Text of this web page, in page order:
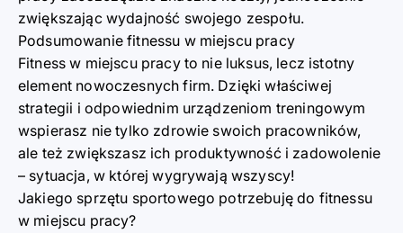
zwiększając wydajność swojego zespołu.
Podsumowanie fitnessu w miejscu pracy
Fitness w miejscu pracy to nie luksus, lecz istotny
element nowoczesnych firm. Dzięki właściwej
strategii i odpowiednim urządzeniom treningowym
wspierasz nie tylko zdrowie swoich pracowników,
ale też zwiększasz ich produktywność i zadowolenie
– sytuacja, w której wygrywają wszyscy!
Jakiego sprzętu sportowego potrzebuję do fitnessu
w miejscu pracy?